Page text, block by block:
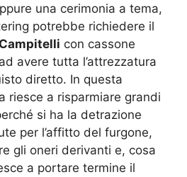
una cerimonia a tema,
potrebbe richiedere il
con cassone
avere tutta l’attrezzatura
diretto. In questa
riesce a risparmiare grandi
si ha la detrazione
per l’affitto del furgone,
gli oneri derivanti e, cosa
a portare termine il